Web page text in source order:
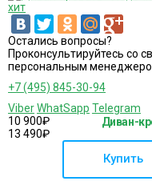
хит
Остались вопросы?
Проконсультируйтесь со
персональным
+7 (495) 845-30-94
ViberWhatSapp Telegram
Диван-
10 900₽
13 490₽
Купить